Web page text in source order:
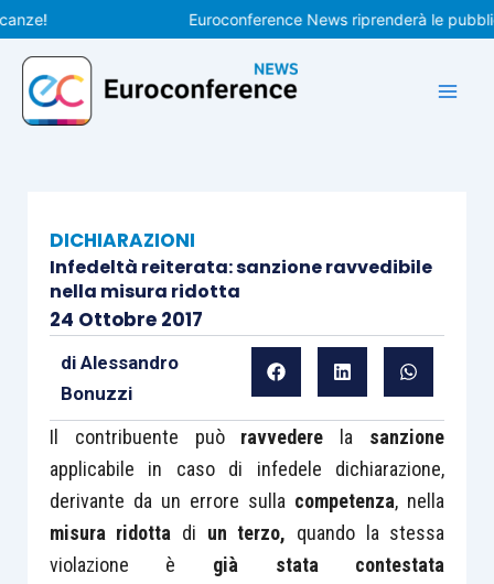
Vai
al
contenuto
Euroconference News riprenderà le
DICHIARAZIONI
Infedeltà reiterata: sanzione ravvedibile
nella misura ridotta
24 Ottobre 2017
di Alessandro
Bonuzzi
Il contribuente può ravvedere la sanzione
applicabile in caso di infedele dichiarazione,
derivante da un errore sulla competenza, nella
misura ridotta di un terzo, quando la stessa
violazione è già stata contestata